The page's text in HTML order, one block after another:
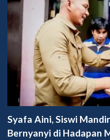
Syafa Aini, Siswi
Bernyanyi di Hadapan